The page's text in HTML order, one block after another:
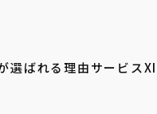
選ばれる理由サービス